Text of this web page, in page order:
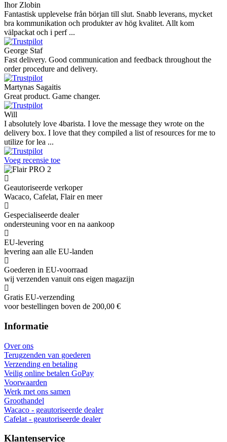
Ihor Zlobin
Fantastisk upplevelse från början till slut. Snabb leverans, mycket
bra kommunikation och produkter av hög kvalitet. Allt kom
välpackat och i perf ...
George Staf
Fast delivery. Good communication and feedback throughout the
order procedure and delivery.
Martynas Sagaitis
Great product. Game changer.
Will
I absolutely love 4barista. I love the message they wrote on the
delivery box. I love that they compiled a list of resources for me to
utilize for lea ...
Voeg recensie toe
Geautoriseerde verkoper
Wacaco, Cafelat, Flair en meer
Gespecialiseerde dealer
ondersteuning voor en na aankoop
EU-levering
levering aan alle EU-landen
Goederen in EU-voorraad
wij verzenden vanuit ons eigen magazijn
Gratis EU-verzending
voor bestellingen boven de 200,00 €
Informatie
Over ons
Terugzenden van goederen
Verzending en betaling
Veilig online betalen GoPay
Voorwaarden
Werk met ons samen
Groothandel
Wacaco - geautoriseerde dealer
Cafelat - geautoriseerde dealer
Klantenservice